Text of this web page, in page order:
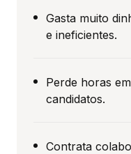
Gasta muito
e ineficientes.
Perde horas
candidatos.
Contrata